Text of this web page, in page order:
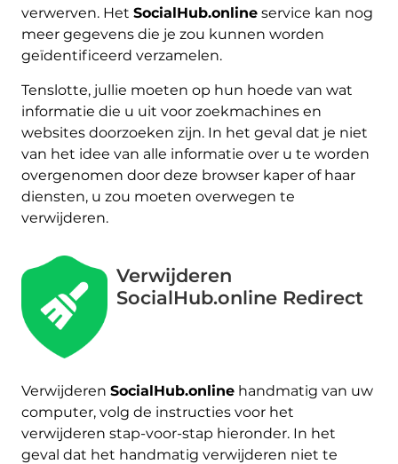
verwerven. Het SocialHub.onlineservice kan nog
meer gegevens die je zou kunnen worden
geïdentificeerd verzamelen.
Tenslotte, jullie moeten op hun hoede van wat
informatie die u uit voor zoekmachines en
websites doorzoeken zijn. In het geval dat je niet
van het idee van alle informatie over u te worden
overgenomen door deze browser kaper of haar
diensten, u zou moeten overwegen te
verwijderen.
Verwijderen
SocialHub.online Redirect
Verwijderen SocialHub.onlinehandmatig van uw
computer, volg de instructies voor het
verwijderen stap-voor-stap hieronder. In het
geval dat het handmatig verwijderen niet te